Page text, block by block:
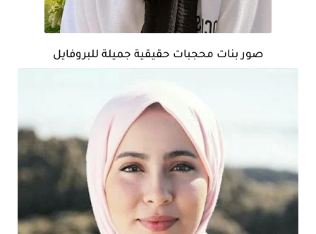
صور بنات محجبات حقيقية جميلة للبروفايل